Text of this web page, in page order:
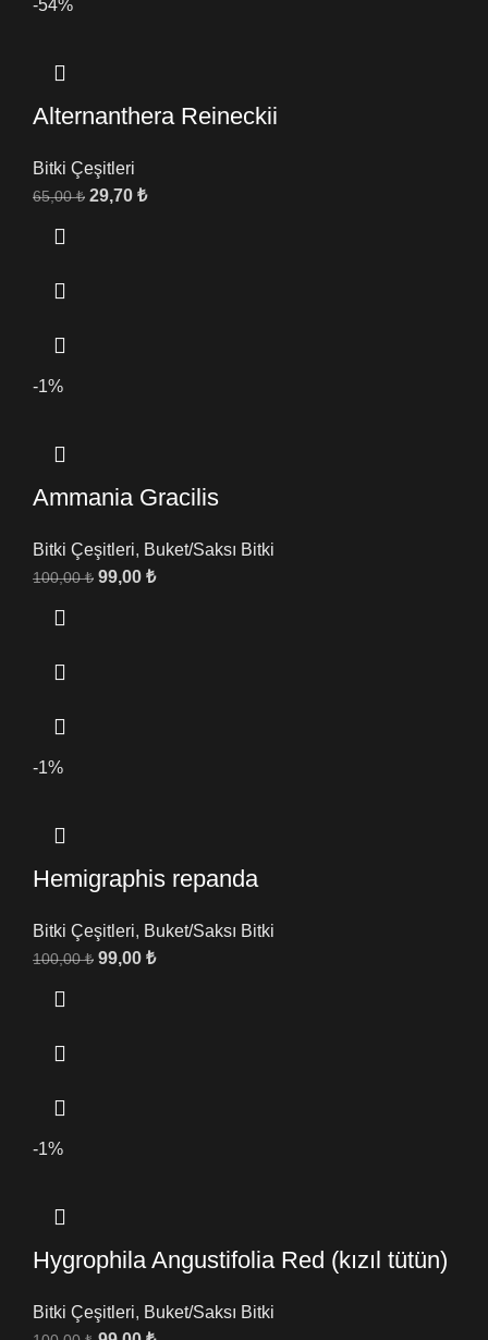
-54%
Alternanthera Reineckii
Bitki Çeşitleri
65,00₺ 29,70 ₺
-1%
Ammania Gracilis
Bitki Çeşitleri, Buket/Saksı Bitki
100,00₺ 99,00 ₺
-1%
Hemigraphis repanda
Bitki Çeşitleri, Buket/Saksı Bitki
100,00₺ 99,00 ₺
-1%
Hygrophila Angustifolia Red (kızıl tütün)
Bitki Çeşitleri, Buket/Saksı Bitki